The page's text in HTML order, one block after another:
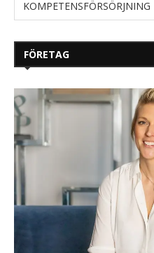
FÖRETAG